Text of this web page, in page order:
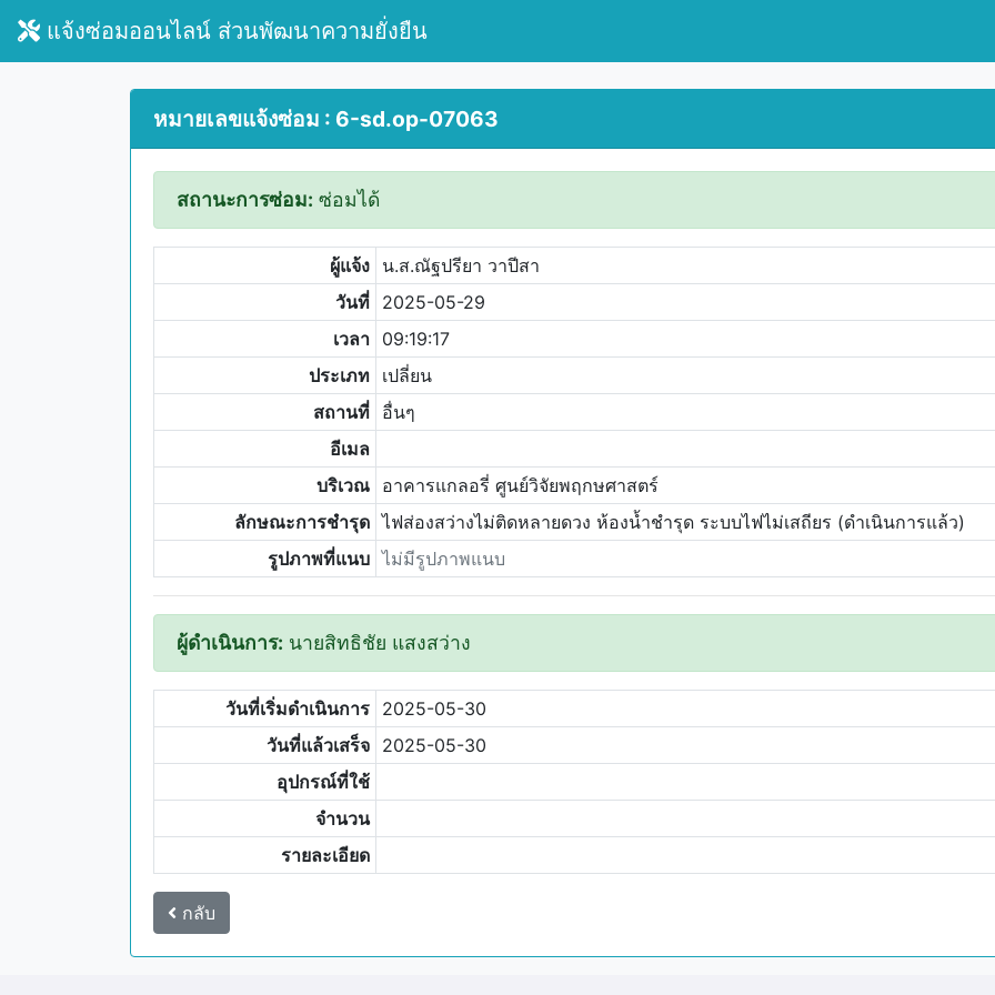
แจ้งซ่อมออนไลน์ ส่วนพัฒนาความยั่งยืน
หมายเลขแจ้งซ่อม : 6-sd.op-07063
สถานะการซ่อม: ซ่อมได้
ผู้แจ้ง น.ส.ณัฐปรียา วาปีสา
วันที่ 2025-05-29
เวลา 09:19:17
ประเภท เปลี่ยน
สถานที่ อื่นๆ
อีเมล
บริเวณ อาคารแกลอรี่ ศูนย์วิจัยพฤกษศาสตร์
ลักษณะการชำรุด ไฟส่องสว่างไม่ติดหลายดวง ห้องน้ำชำรุด ระบบไฟไม่เสถียร (ดำเนินการแล้ว)
รูปภาพที่แนบ ไม่มีรูปภาพแนบ
ผู้ดำเนินการ: นายสิทธิชัย แสงสว่าง
วันที่เริ่มดำเนินการ 2025-05-30
วันที่แล้วเสร็จ 2025-05-30
อุปกรณ์ที่ใช้
จำนวน
รายละเอียด
กลับ